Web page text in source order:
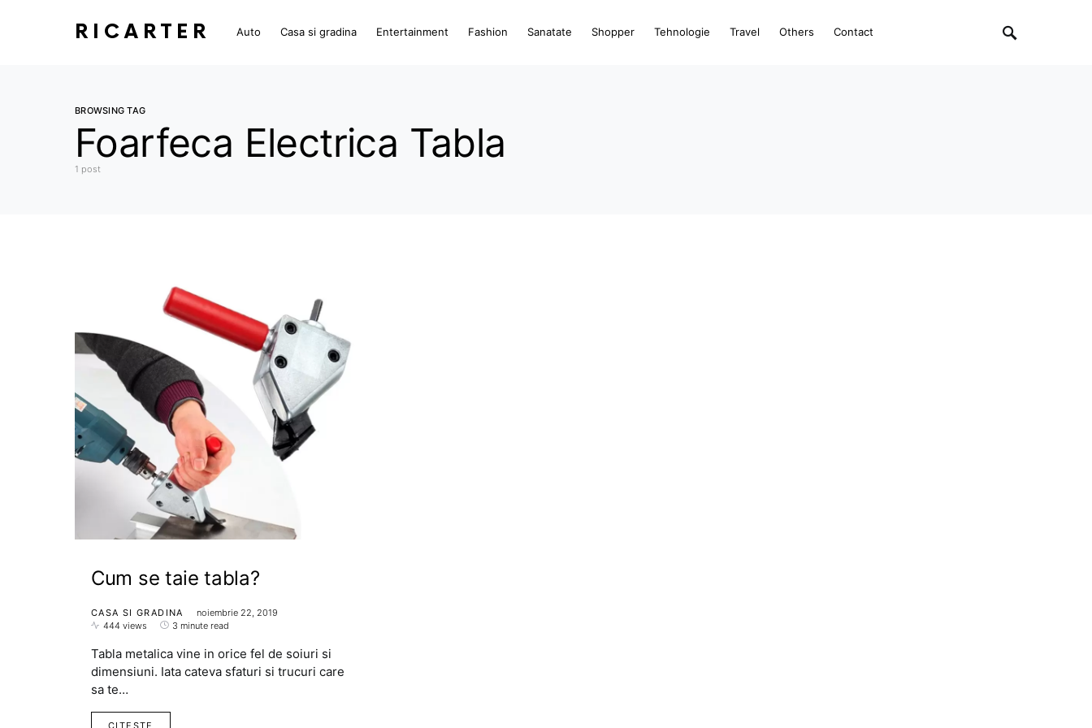
RICARTER Auto Casa si gradina Entertainment Fashion Sanatate Shopper Tehnologie Travel Others Contact
BROWSING TAG
Foarfeca Electrica Tabla
1 post
Cum se taie tabla?
CASA SI GRADINA
noiembrie 22, 2019
444 views
3 minute read
Tabla metalica vine in orice fel de soiuri si
dimensiuni. Iata cateva sfaturi si trucuri care
sa te…
CITESTE